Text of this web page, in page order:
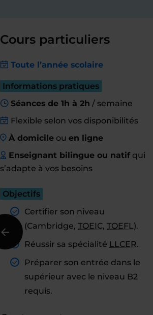
Cours particuliers
Toute l’année scolaire
Informations pratiques
Séances de 1h à 2h / semaine
Flexible selon vos disponibilités
À domicileou en ligne
Enseignant bilingue ou natifqui
s’adapte à vos besoins
Objectifs
Certifier son niveau
(Cambridge, TOEIC, TOEFL).
Réussir sa spécialité LLCER.
Préparer son entrée dans le
supérieur avec le niveau B2
requis.